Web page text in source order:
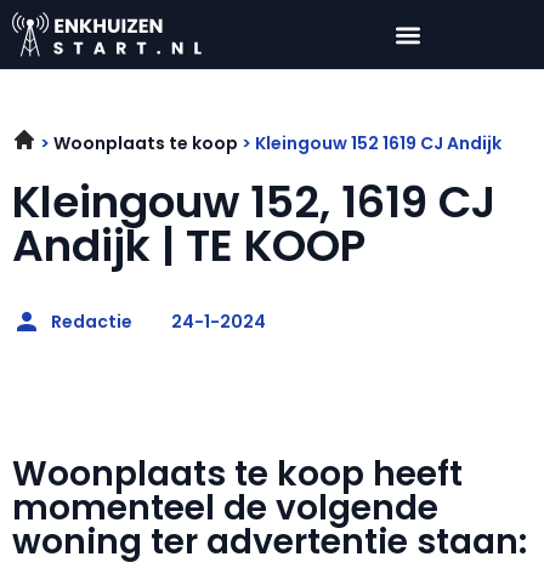
Woonplaats te koop Kleingouw 152 1619 CJ Andijk
Kleingouw 152, 1619 CJ
Andijk | TE KOOP
Redactie 24-1-2024
Woonplaats te koop heeft
momenteel de volgende
woning ter advertentie staan: